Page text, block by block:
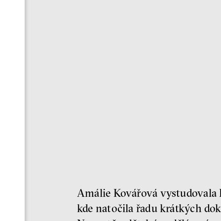
Amálie Kovářová vystudovala
kde natočila řadu krátkých